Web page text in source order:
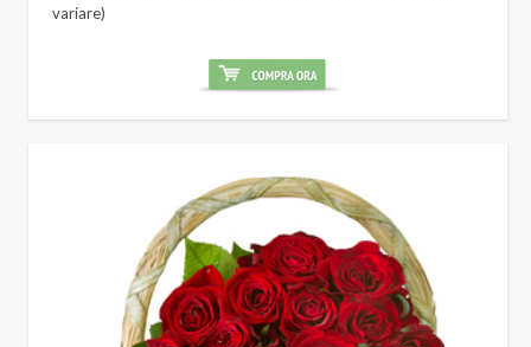
variare)